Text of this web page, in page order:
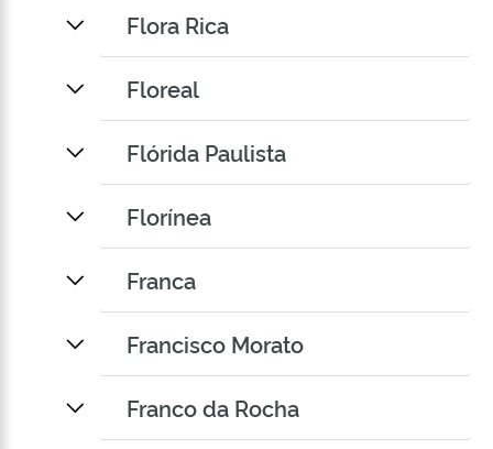
Flora Rica
Floreal
Flórida Paulista
Florínea
Franca
Francisco Morato
Franco da Rocha